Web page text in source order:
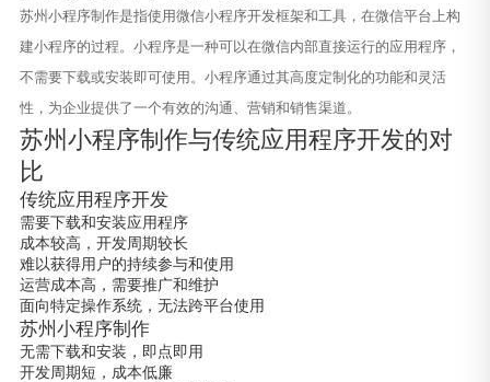
苏州小程序制作是指使用微信小程序开发框架和工具，在微信平台上构
建小程序的过程。小程序是一种可以在微信内部直接运行的应用程序，
不需要下载或安装即可使用。小程序通过其高度定制化的功能和灵活
性，为企业提供了一个有效的沟通、营销和销售渠道。
苏州小程序制作与传统应用程序开发的对
比
传统应用程序开发
需要下载和安装应用程序
成本较高，开发周期较长
难以获得用户的持续参与和使用
运营成本高，需要推广和维护
面向特定操作系统，无法跨平台使用
苏州小程序制作
无需下载和安装，即点即用
开发周期短，成本低廉